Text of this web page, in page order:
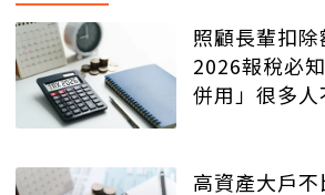
照顧長輩扣除
2026報稅必
併用」很多人
高資產大戶